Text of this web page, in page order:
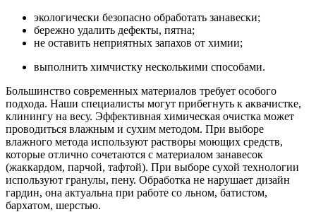
экологически безопасно обработать занавески;
бережно удалить дефекты, пятна;
не оставить неприятных запахов от химии;
выполнить химчистку несколькими способами.
Большинство современных материалов требует особого
подхода. Наши специалисты могут прибегнуть к аквачистке,
клинингу на весу. Эффективная химическая очистка может
проводиться влажным и сухим методом. При выборе
влажного метода используют растворы моющих средств,
которые отлично сочетаются с материалом занавесок
(жаккардом, парчой, тафтой). При выборе сухой технологии
используют гранулы, пену. Обработка не нарушает дизайн
гардин, она актуальна при работе со льном, батистом,
бархатом, шерстью.